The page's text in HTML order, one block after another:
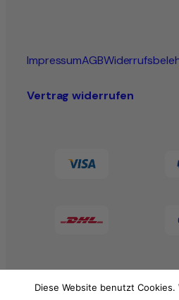
ImpressumAGB
Vertrag widerrufen
Diese Website benutzt